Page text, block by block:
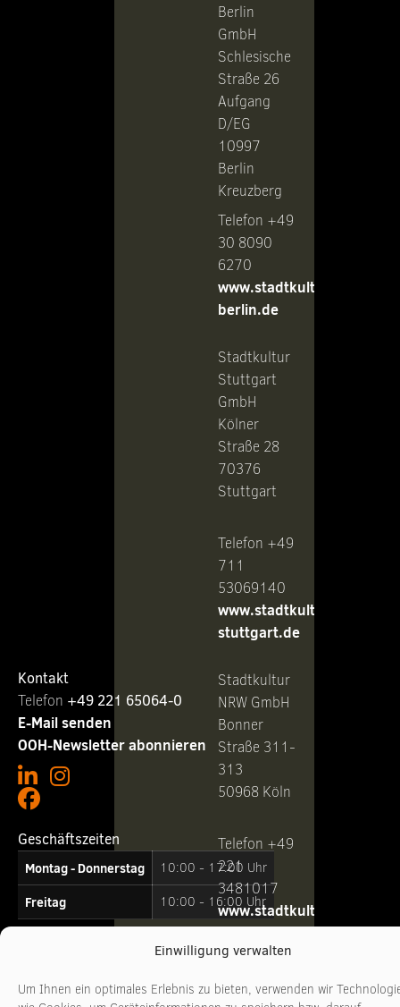
Einwilligung verwalten
Um Ihnen ein optimales Erlebnis zu bieten, verwenden wir
Kontakt
Telefon ‭ +49 221 65064-0
E-Mail senden
OOH-Newsletter abonnieren
Geschäftszeiten
Montag - Donnerstag
10:00 - 17:00 Uhr
Freitag 10:00 - 16:00 Uhr
Berlin
GmbH
Schlesische
Straße 26
Aufgang
D/EG
10997
Berlin
Kreuzberg
Telefon +49
30 8090
6270
www.stadtkultur-
berlin.de
Stadtkultur
Stuttgart
GmbH
Kölner
Straße 28
70376
Stuttgart
Telefon +49
711
53069140
www.stadtkultur-
stuttgart.de
Stadtkultur
NRW GmbH
Bonner
Straße 311-
313
50968 Köln
Telefon +49
221
3481017
www.stadtkultur-
nrw.de